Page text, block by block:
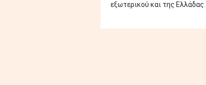
εξωτερικού και της Ελλάδας.